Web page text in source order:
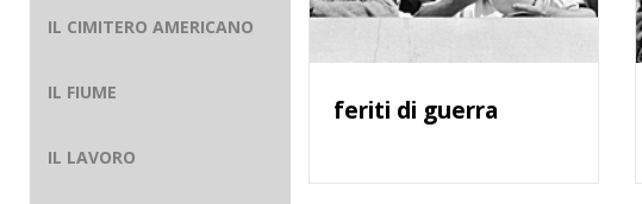
IL CIMITERO AMERICANO
IL FIUME
IL LAVORO
feriti di guerra